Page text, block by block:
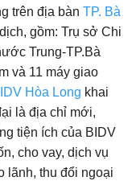
trên địa bàn TP. Bà
gồm: Trụ sở Chi
Trung-TP.Bà
và 11 máy giao
Hòa Long khai
là địa chỉ mới,
tiện ích của BIDV
cho vay, dịch vụ
lãnh, thu đổi ngoại